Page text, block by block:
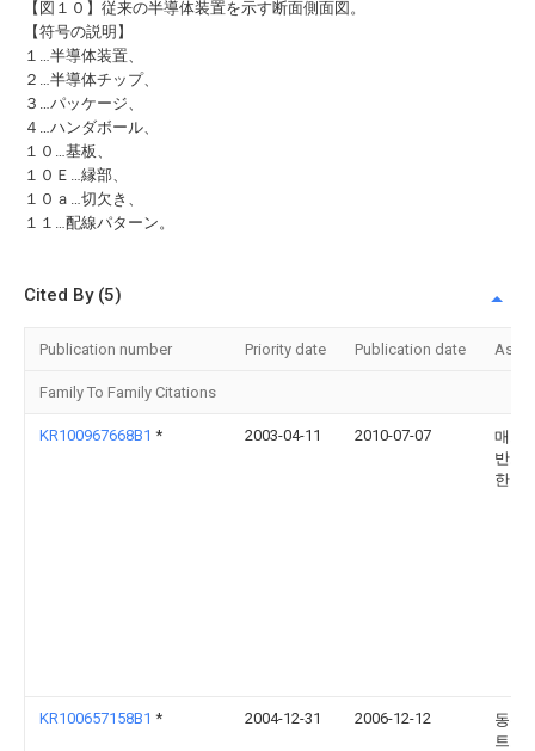
【図１０】従来の半導体装置を示す断面側面図。
【符号の説明】
１…半導体装置、
２…半導体チップ、
３…パッケージ、
４…ハンダボール、
１０…基板、
１０Ｅ…縁部、
１０ａ…切欠き、
１１…配線パターン。
Cited By (5)
Publication number Priority date Publication date
Family To Family Citations
KR100967668B1 * 2003-04-11 2010-07-07
매그
반도
한회
KR100657158B1 * 2004-12-31 2006-12-12
동부
트로